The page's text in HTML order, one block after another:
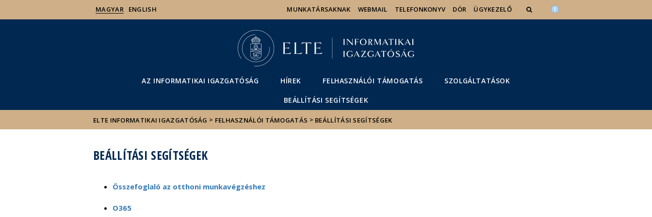
Hírek
Események
ELTE a
MAGYAR ENGLISH MUNKATÁRSAKNAK WEBMAIL TELEFONKONYV DÖR ÜGYKEZELŐ
AZ INFORMATIKAI IGAZGATÓSÁG HÍREK FELHASZNÁLÓI TÁMOGATÁS SZOLGÁLTATÁSOK
BEÁLLÍTÁSI SEGÍTSÉGEK
ELTE INFORMATIKAI IGAZGATÓSÁG > FELHASZNÁLÓI TÁMOGATÁS > BEÁLLÍTÁSI SEGÍTSÉGEK
BEÁLLÍTÁSI SEGÍTSÉGEK
Összefoglaló az otthoni munkavégzéshez
O365